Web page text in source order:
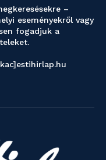
–
eseményekről vagy
fogadjuk a